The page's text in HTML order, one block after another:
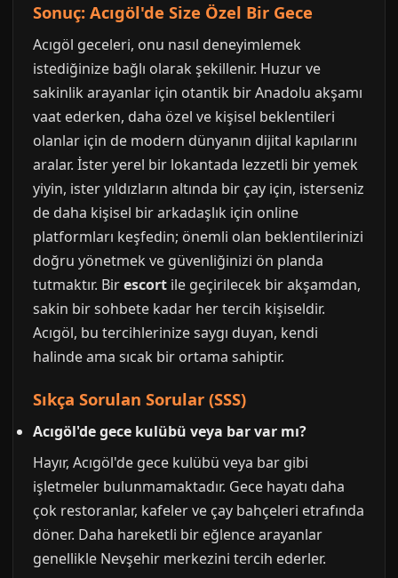
Sonuç: Acıgöl'de Size Özel Bir Gece
Acıgöl geceleri, onu nasıl deneyimlemek
istediğinize bağlı olarak şekillenir. Huzur ve
sakinlik arayanlar için otantik bir Anadolu akşamı
vaat ederken, daha özel ve kişisel beklentileri
olanlar için de modern dünyanın dijital kapılarını
aralar. İster yerel bir lokantada lezzetli bir yemek
yiyin, ister yıldızların altında bir çay için, isterseniz
de daha kişisel bir arkadaşlık için online
platformları keşfedin; önemli olan beklentilerinizi
doğru yönetmek ve güvenliğinizi ön planda
tutmaktır. Birescort ile geçirilecek bir akşamdan,
sakin bir sohbete kadar her tercih kişiseldir.
Acıgöl, bu tercihlerinize saygı duyan, kendi
halinde ama sıcak bir ortama sahiptir.
Sıkça Sorulan Sorular (SSS)
Acıgöl'de gece kulübü veya bar var mı?
Hayır, Acıgöl'de gece kulübü veya bar gibi
işletmeler bulunmamaktadır. Gece hayatı daha
çok restoranlar, kafeler ve çay bahçeleri etrafında
döner. Daha hareketli bir eğlence arayanlar
genellikle Nevşehir merkezini tercih ederler.